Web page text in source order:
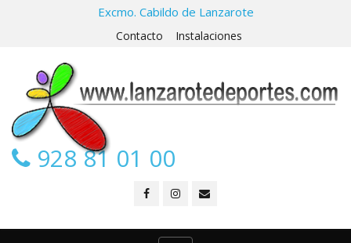
Excmo. Cabildo de Lanzarote
Contacto Instalaciones
928 81 01 00